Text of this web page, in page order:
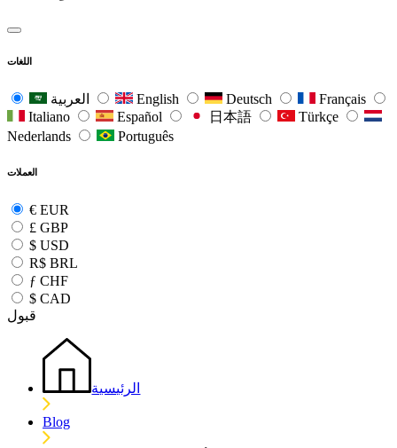
اللغات
English Deutsch
Français
Italiano
Español 日本語
Türkçe
Nederlands
Português
العملات
€ EUR
£ GBP
$ USD
R$ BRL
ƒ CHF
$ CAD
قبول
الرئيسية
Blog